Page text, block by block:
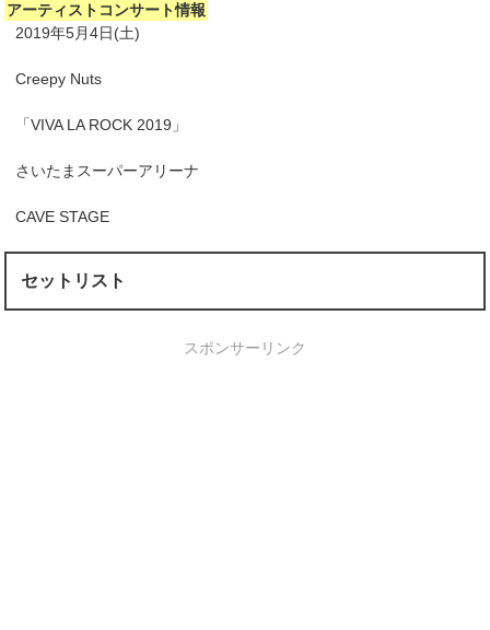
アーティストコンサート情報
2019年5月4日(土)
Creepy Nuts
「VIVA LA ROCK 2019」
さいたまスーパーアリーナ
CAVE STAGE
セットリスト
スポンサーリンク